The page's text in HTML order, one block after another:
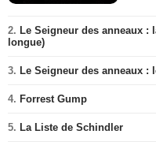
2. Le Seigneur des anneaux :
longue)
3. Le Seigneur des anneaux
4. Forrest Gump
5. La Liste de Schindler